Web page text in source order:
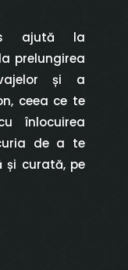
ajută la
prelungirea
și a
ceea ce te
înlocuirea
de a te
și curată, pe